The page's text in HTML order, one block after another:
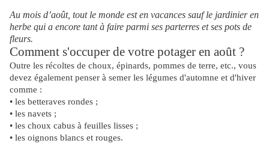
Au mois d’août, tout le monde est en vacances sauf le jardinier en
herbe qui a encore tant à faire parmi ses parterres et ses pots de
fleurs.
Comment s'occuper de votre potager en août ?
Outre les récoltes de choux, épinards, pommes de terre, etc., vous
devez également penser à semer les légumes d'automne et d'hiver
comme :
• les betteraves rondes ;
• les navets ;
• les choux cabus à feuilles lisses ;
• les oignons blancs et rouges.